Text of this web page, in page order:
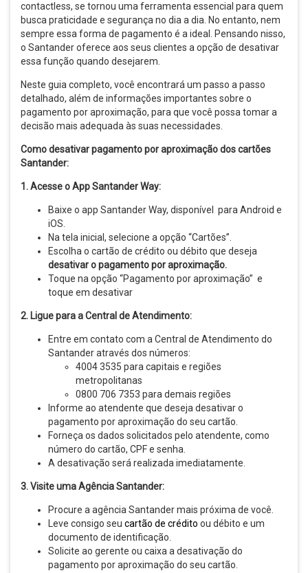
contactless, se tornou uma ferramenta essencial para quem
busca praticidade e segurança no dia a dia. No entanto, nem
sempre essa forma de pagamento é a ideal. Pensando nisso,
o Santander oferece aos seus clientes a opção de desativar
essa função quando desejarem.
Neste guia completo, você encontrará um passo a passo
detalhado, além de informações importantes sobre o
pagamento por aproximação, para que você possa tomar a
decisão mais adequada às suas necessidades.
Como desativar pagamento por aproximação dos cartões
Santander:
1. Acesse o App Santander Way:
Baixe o app Santander Way, disponível para Android e
iOS.
Na tela inicial, selecione a opção “Cartões”.
Escolha o cartão de crédito ou débito que deseja
desativar o pagamento por aproximação.
Toque na opção “Pagamento por aproximação” e
toque em desativar
2. Ligue para a Central de Atendimento:
Entre em contato com a Central de Atendimento do
Santander através dos números:
4004 3535 para capitais e regiões
metropolitanas
0800 706 7353 para demais regiões
Informe ao atendente que deseja desativar o
pagamento por aproximação do seu cartão.
Forneça os dados solicitados pelo atendente, como
número do cartão, CPF e senha.
A desativação será realizada imediatamente.
3. Visite uma Agência Santander:
Procure a agência Santander mais próxima de você.
Leve consigo seu cartão de crédito ou débito e um
documento de identificação.
Solicite ao gerente ou caixa a desativação do
pagamento por aproximação do seu cartão.